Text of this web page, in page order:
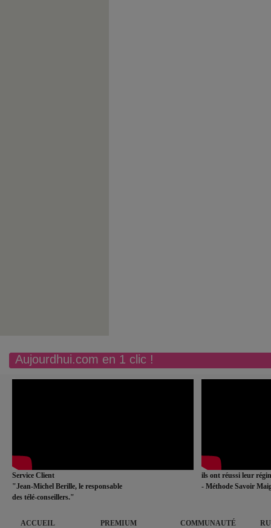
Aujourdhui.com en 1 clic !
Service Client
"Jean-Michel Berille, le responsable
des télé-conseillers."
ils ont réussi leur
- Méthode Savoir
ACCUEIL PREMIUM COMMUNAUTÉ